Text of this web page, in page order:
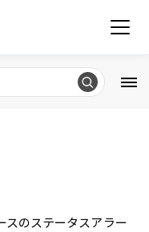
スのステータスアラー